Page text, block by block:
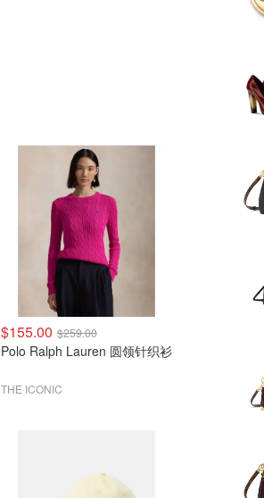
$155.00 $259.00
Polo Ralph Lauren 圆领针织衫
THE ICONIC